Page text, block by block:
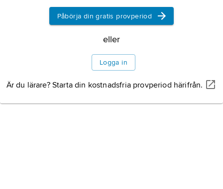
Påbörja din gratis provperiod
eller
Logga in
Är du lärare? Starta din kostnadsfria provperiod härifrån.